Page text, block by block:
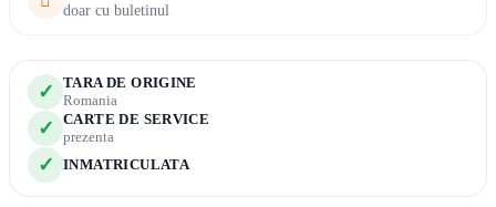
doar cu buletinul
✓
TARA DE ORIGINE
Romania
✓
CARTE DE SERVICE
prezenta
✓ INMATRICULATA